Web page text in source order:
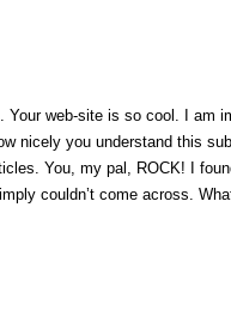
Your web-site is so cool. I am
nicely you understand this
You, my pal, ROCK! I
couldn’t come across.